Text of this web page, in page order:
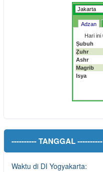
---------- TANGGAL ----------
Waktu di DI Yogyakarta: